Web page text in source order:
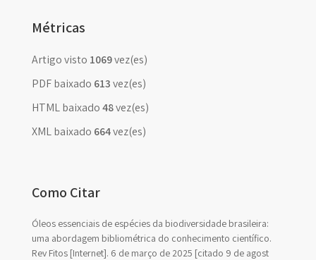
Métricas
Artigo visto 1069vez(es)
PDF baixado 613vez(es)
HTML baixado48vez(es)
XML baixado 664vez(es)
Como Citar
Óleos essenciais de espécies da biodiversidade brasileira:
uma abordagem bibliométrica do conhecimento científico.
Rev Fitos [Internet]. 6 de março de 2025 [citado 9 de agost